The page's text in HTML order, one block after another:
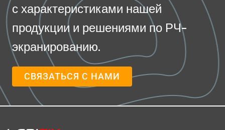
с характеристиками нашей
продукции и решениями по РЧ-
экранированию.
СВЯЗАТЬСЯ С НАМИ